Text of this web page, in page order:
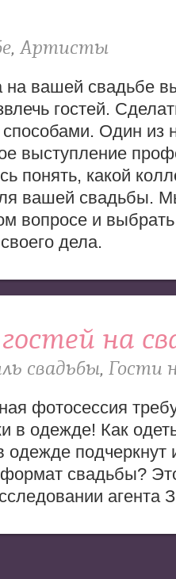
, Артисты
на вашей свадьбе
гостей.
Один из
выступление
понять, какой
вашей свадьбы.
вопросе и
дела.
на
свадьбы, Гости
фотосессия
в одежде! Как
одежде подчеркнут
свадьбы?
агента